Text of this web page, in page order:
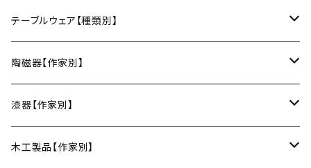
テーブルウェア【種類別】
お皿
豆皿
丸皿
小鉢・中鉢・大鉢
小鉢
ご飯茶碗
陶磁器【作家別】
小春花窯（瀬戸焼／愛知）
HORITSUKE（瀬戸焼／愛知）
漆器【作家別】
中田漆木（香川）
木工製品【作家別】